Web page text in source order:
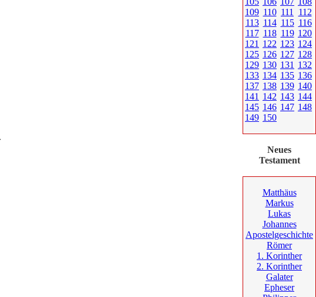
109 110 111
112
113 114 115 116
117 118 119 120
121 122 123 124
125 126 127 128
129 130 131 132
133 134 135 136
137 138 139 140
141 142 143 144
145 146 147 148
149 150
Neues
Testament
Matthäus
Markus
Lukas
Johannes
Apostelgeschichte
Römer
1. Korinther
2. Korinther
Galater
Epheser